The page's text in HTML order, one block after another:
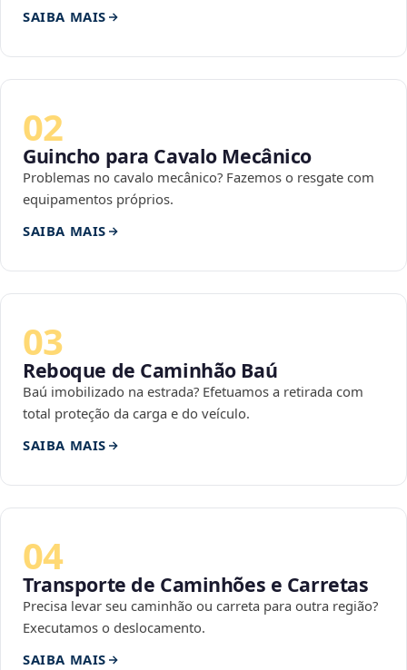
SAIBA MAIS
02
Guincho para Cavalo Mecânico
Problemas no cavalo mecânico? Fazemos o resgate com
equipamentos próprios.
SAIBA MAIS
03
Reboque de Caminhão Baú
Baú imobilizado na estrada? Efetuamos a retirada com
total proteção da carga e do veículo.
SAIBA MAIS
04
Transporte de Caminhões e Carretas
Precisa levar seu caminhão ou carreta para outra região?
Executamos o deslocamento.
SAIBA MAIS